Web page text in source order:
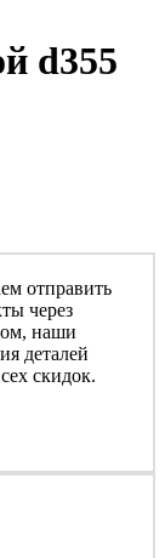
d355
отправить
через
наши
деталей
скидок.